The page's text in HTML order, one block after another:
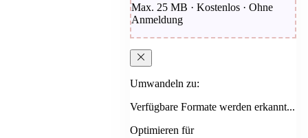
Max. 25 MB · Kostenlos · Ohne
Anmeldung
Umwandeln zu:
Verfügbare Formate werden erkannt...
Optimieren für